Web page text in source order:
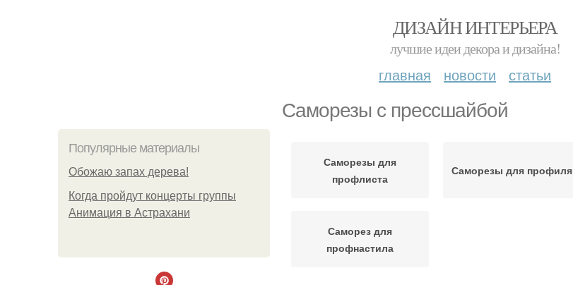
ДИЗАЙН ИНТЕРЬЕРА
лучшие идеи декора и дизайна!
главная новости статьи
Саморезы с прессшайбой
Популярные материалы
Обожaю зaпах деpева!
Когда пройдут концерты группы
Анимация в Астрахани
Саморезы для
профлиста
Саморезы для профиля
Саморез для
профнастила